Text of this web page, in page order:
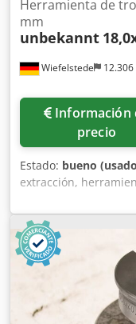
Wiefelstede
Herramienta de
mm
unbekannt
Información de
precio
Estado: bueno
extracción,
punzonado, punzón
orificios alargados,
orificios alargados.
juego de punzones y
alargados -Tamaño:
mm -Dimensiones